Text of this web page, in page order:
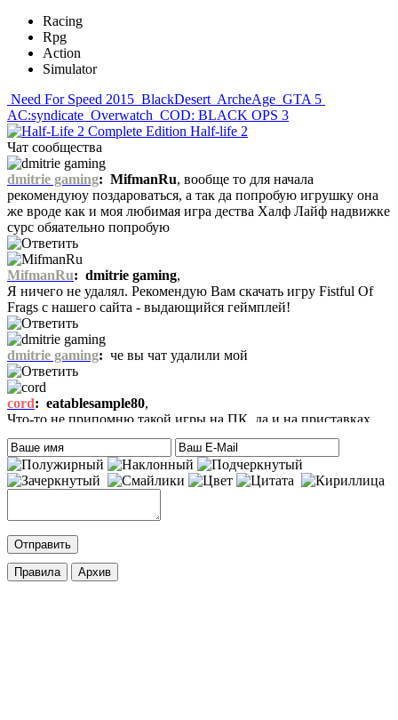
Racing
Rpg
Action
Simulator
Need For Speed 2015 BlackDesert ArcheAge GTA 5
AC:syndicate Overwatch COD: BLACK OPS 3
Half-life 2
Чат сообщества
dmitrie gaming: MifmanRu, вообще то для начала
рекомендуюу поздароваться, а так да попробую игрушку она
же вроде как и моя любимая игра дества Халф Лайф надвижке
сурс обяательно попробую
MifmanRu: dmitrie gaming,
Я ничего не удалял. Рекомендую Вам скачать игру Fistful Of
Frags с нашего сайта - выдающийся геймплей!
dmitrie gaming: че вы чат удалили мой
cord: eatablesample80,
Что-то не припомню такой игры на ПК, да и на приставках
тоже. Есть только одна мысль – это онлайн игра-одевалка
Hilary Duff and Her Baby.
На сайте нет онлайн игр. А вообще, Хилари Дафф – это
актриса
Mifman:DmitrieGaming